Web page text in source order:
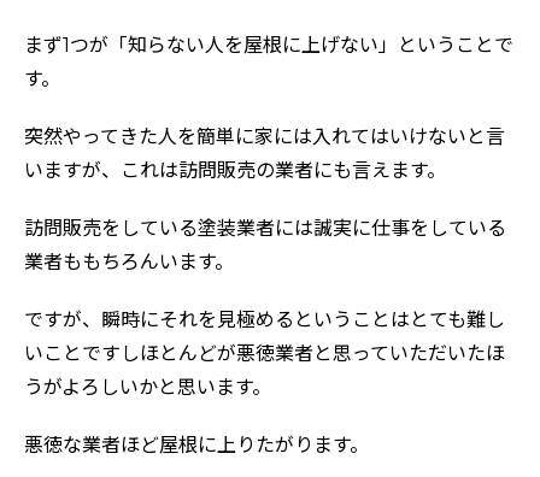
まず1つが「知らない人を屋根に上げない」ということで
す。
突然やってきた人を簡単に家には入れてはいけないと言
いますが、これは訪問販売の業者にも言えます。
訪問販売をしている塗装業者には誠実に仕事をしている
業者ももちろんいます。
ですが、瞬時にそれを見極めるということはとても難し
いことですしほとんどが悪徳業者と思っていただいたほ
うがよろしいかと思います。
悪徳な業者ほど屋根に上りたがります。